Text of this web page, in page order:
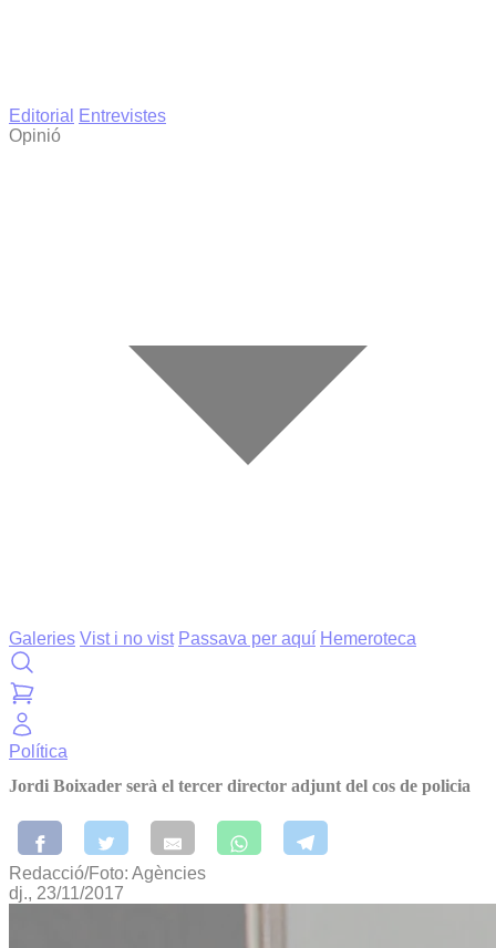
Editorial
Entrevistes
Opinió
Galeries Vist i no vist Passava per aquí Hemeroteca
Política
Jordi Boixader serà el tercer director adjunt del cos de policia
Redacció/Foto: Agències
dj., 23/11/2017